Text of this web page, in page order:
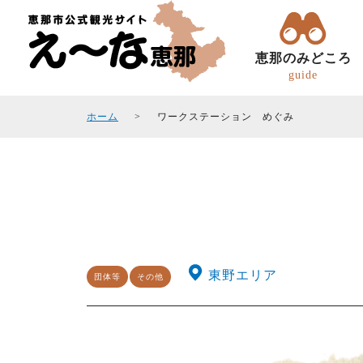
恵那のみどころ
guide
トコトコ恵ちゃん(バスツアー)
ホーム ワークステーション めぐみ
団体等 その他 東野エリア